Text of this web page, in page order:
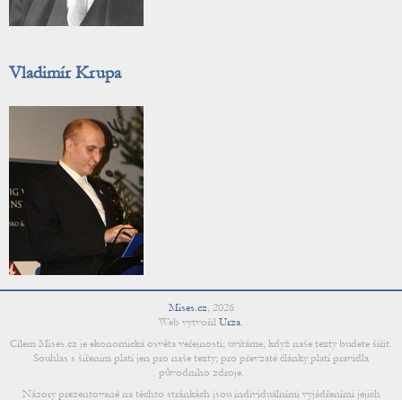
Vladimír Krupa
Mises.cz, 2026
Web vytvořil Urza.
Cílem Mises.cz je ekonomická osvěta veřejnosti; uvítáme, když naše texty budete šířit.
Souhlas s šířením platí jen pro naše texty; pro převzaté články platí pravidla
původního zdroje.
Názory prezentované na těchto stránkách jsou individuálními vyjádřeními jejich